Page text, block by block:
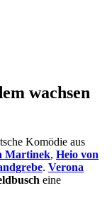
wachsen
Komödie aus
Martinek, Heio von
. Verona
eine